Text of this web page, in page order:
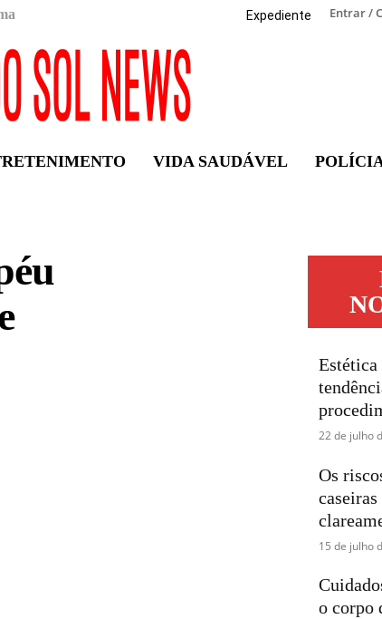
Entrar /
Expediente
VIDA SAUDÁVEL
Estética
22 de julho
Os
caseiras
15 de julho
o corpo